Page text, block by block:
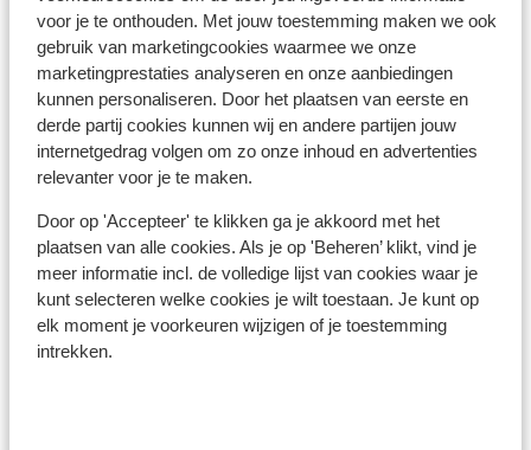
voor je te onthouden. Met jouw toestemming maken we ook
gebruik van marketingcookies waarmee we onze
marketingprestaties analyseren en onze aanbiedingen
kunnen personaliseren. Door het plaatsen van eerste en
derde partij cookies kunnen wij en andere partijen jouw
internetgedrag volgen om zo onze inhoud en advertenties
relevanter voor je te maken.
Door op 'Accepteer' te klikken ga je akkoord met het
plaatsen van alle cookies. Als je op 'Beheren’ klikt, vind je
meer informatie incl. de volledige lijst van cookies waar je
kunt selecteren welke cookies je wilt toestaan. Je kunt op
elk moment je voorkeuren wijzigen of je toestemming
intrekken.
In de buurt
Aan het strand (zandstrand, ligstoelen (gratis) ,
parasol (gratis) )
Centrum: 13 km
Oude centrum nessebar old town(unesco): 12 km
Luchthaven Bourgas Airport(BOJ): 19 km
Bushalte: 2 km
Afstand tot pinautomaat (binnen de
accommodatie)
Winkels: 6 m
Rustig gelegen